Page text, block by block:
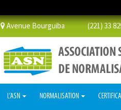
Avenue Bourguiba (221) 33 829
L’ASN NORMALISATION